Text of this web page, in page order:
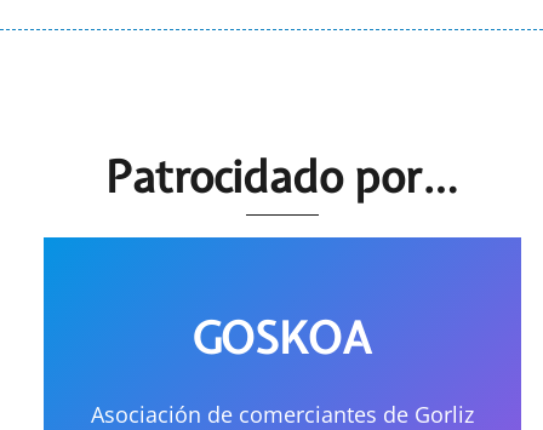
Patrocidado por…
GOSKOA
Asociación de comerciantes de Gorliz